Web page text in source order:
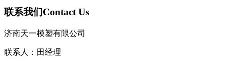
联系我们Contact Us
济南天一模塑有限公司
联系人：田经理